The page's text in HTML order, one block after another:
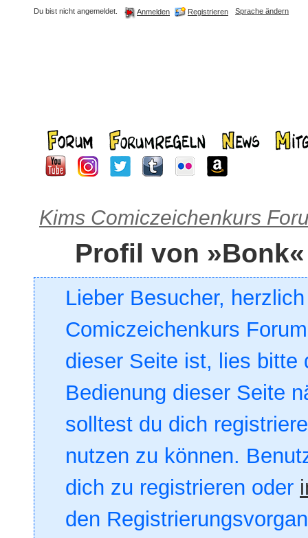
Du bist nicht angemeldet. Anmelden Registrieren Sprache ändern
Kims Comiczeichenkurs
Profil von »Bonk«
Lieber Besucher,
Comiczeichenkurs
dieser Seite ist, lies bitte
Bedienung dieser Seite
solltest du dich
nutzen zu können.
dich zu registrieren oder
den